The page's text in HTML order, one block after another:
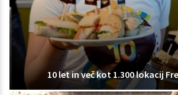
10 let in več kot 1.300 lokacij